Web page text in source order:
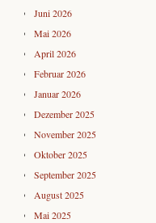
Juni 2026
Mai 2026
April 2026
Februar 2026
Januar 2026
Dezember 2025
November 2025
Oktober 2025
September 2025
August 2025
Mai 2025